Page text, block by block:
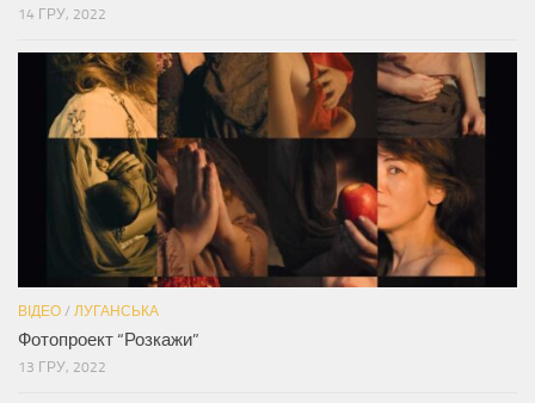
14 ГРУ, 2022
ВІДЕО / ЛУГАНСЬКА
Фотопроект “Розкажи”
13 ГРУ, 2022